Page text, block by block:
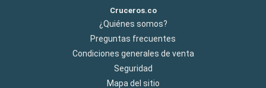
Cruceros.co
¿Quiénes somos?
Preguntas frecuentes
Condiciones generales de venta
Seguridad
Mapa del sitio